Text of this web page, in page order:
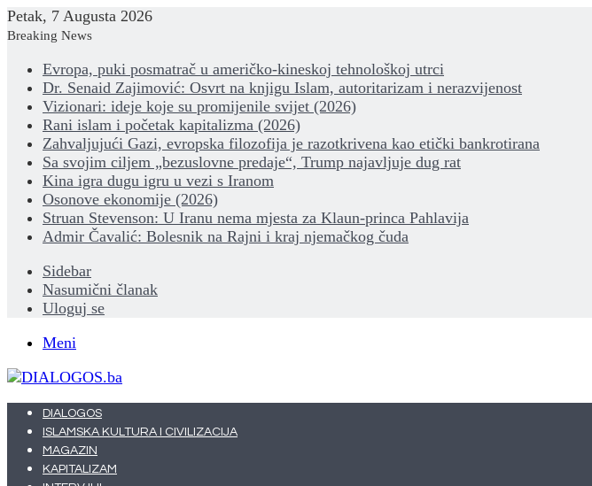
Petak, 7 Augusta 2026
Breaking News
Evropa, puki posmatrač u američko-kineskoj tehnološkoj utrci
Dr. Senaid Zajimović: Osvrt na knjigu Islam, autoritarizam i nerazvijenost
Vizionari: ideje koje su promijenile svijet (2026)
Rani islam i početak kapitalizma (2026)
Zahvaljujući Gazi, evropska filozofija je razotkrivena kao etički bankrotirana
Sa svojim ciljem „bezuslovne predaje“, Trump najavljuje dug rat
Kina igra dugu igru u vezi s Iranom
Osonove ekonomije (2026)
Struan Stevenson: U Iranu nema mjesta za Klaun-princa Pahlavija
Admir Čavalić: Bolesnik na Rajni i kraj njemačkog čuda
Sidebar
Nasumični članak
Uloguj se
Meni
DIALOGOS
ISLAMSKA KULTURA I CIVILIZACIJA
MAGAZIN
KAPITALIZAM